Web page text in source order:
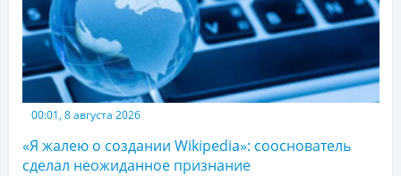
00:01, 8 августа 2026
«Я жалею о создании Wikipedia»: сооснователь
сделал неожиданное признание